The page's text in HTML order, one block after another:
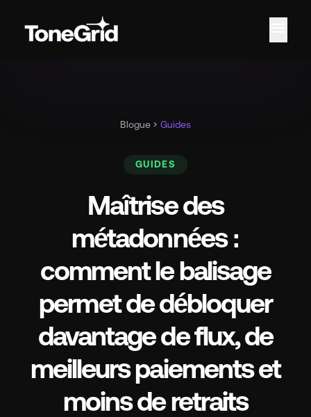
Blogue chevron_right Guides
GUIDES
Maîtrise des
métadonnées :
comment le balisage
permet de débloquer
davantage de flux, de
meilleurs paiements et
moins de retraits